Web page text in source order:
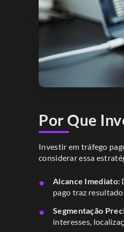
Por Que
Investir em tráfego
considerar essa
Alcance Imediato:
pago traz
Segmentação
interesses,